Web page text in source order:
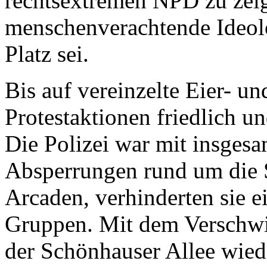
menschenverachtende
Platz sei.
Bis auf vereinzelte Eier-
Protestaktionen friedlich
Die Polizei war mit
Absperrungen rund um die
Arcaden, verhinderten sie
Gruppen. Mit dem
der Schönhauser Allee